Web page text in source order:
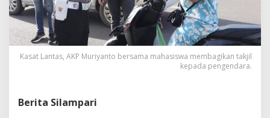
n
t
a
s
Kasat Lantas, AKP Muriyanto bersama mahasiswa membagikan takjil
kepada pengendara.
Berita Silampari